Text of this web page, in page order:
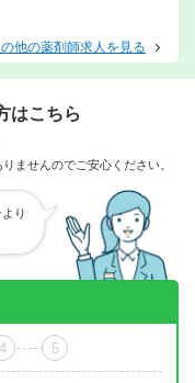
他の薬剤師求人を見る
はこちら
ませんのでご安心ください。
り
4 5